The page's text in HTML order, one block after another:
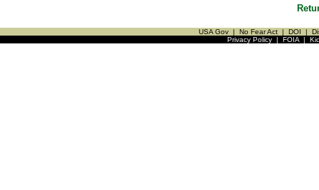
USA Gov | No Fear Act | DOI |
Privacy Policy| FOIA|